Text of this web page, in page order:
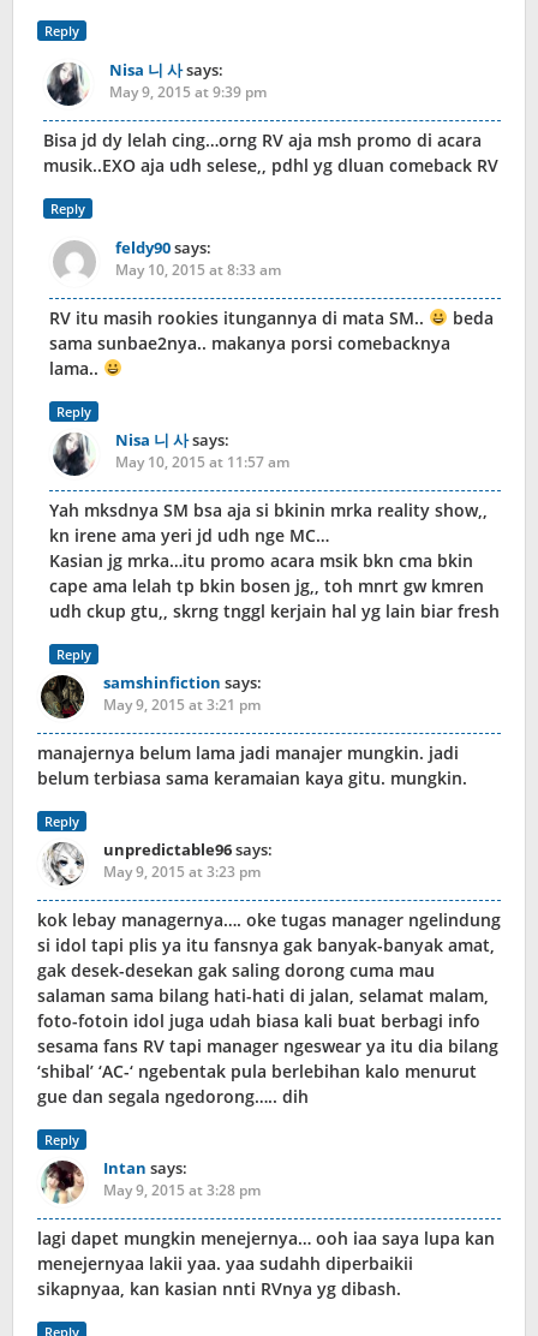
Reply
Nisa 니 사says:
May 9, 2015 at 9:39 pm
Bisa jd dy lelah cing…orng RV aja msh promo di acara
musik..EXO aja udh selese,, pdhl yg dluan comeback RV
Reply
feldy90says:
May 10, 2015 at 8:33 am
RV itu masih rookies itungannya di mata SM..
beda
sama sunbae2nya.. makanya porsi comebacknya
lama..
Reply
Nisa 니 사says:
May 10, 2015 at 11:57 am
Yah mksdnya SM bsa aja si bkinin mrka reality show,,
kn irene ama yeri jd udh nge MC…
Kasian jg mrka…itu promo acara msik bkn cma bkin
cape ama lelah tp bkin bosen jg,, toh mnrt gw kmren
udh ckup gtu,, skrng tnggl kerjain hal yg lain biar fresh
Reply
samshinfiction says:
May 9, 2015 at 3:21 pm
manajernya belum lama jadi manajer mungkin. jadi
belum terbiasa sama keramaian kaya gitu. mungkin.
Reply
unpredictable96says:
May 9, 2015 at 3:23 pm
kok lebay managernya…. oke tugas manager ngelindung
si idol tapi plis ya itu fansnya gak banyak-banyak amat,
gak desek-desekan gak saling dorong cuma mau
salaman sama bilang hati-hati di jalan, selamat malam,
foto-fotoin idol juga udah biasa kali buat berbagi info
sesama fans RV tapi manager ngeswear ya itu dia bilang
‘shibal’ ‘AC-‘ ngebentak pula berlebihan kalo menurut
gue dan segala ngedorong….. dih
Reply
Intan says:
May 9, 2015 at 3:28 pm
lagi dapet mungkin menejernya… ooh iaa saya lupa kan
menejernyaa lakii yaa. yaa sudahh diperbaikii
sikapnyaa, kan kasian nnti RVnya yg dibash.
Reply